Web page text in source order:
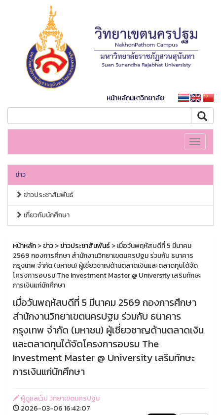
หน้าหลักมหาวิทยาลัย
Toggle
ข่าว
ข่าวประชาสัมพันธ์
เกี่ยวกับนักศึกษา
หน้าหลัก>ข่าว>ข่าวประชาสัมพันธ์> เมื่อวันพฤหัสบดีที่ 5 มีนาคม
2569 กองการศึกษา สำนักงานวิทยาเขตนครปฐม ร่วมกับ ธนาคาร
กรุงเทพ จำกัด (มหาชน) ผู้เชี่ยวชาญด้านตลาดเงินและตลาดทุนได้จัด
โครงการอบรม The Investment Master @ University เสริมทักษะ
การเงินแก่นักศึกษา
เมื่อวันพฤหัสบดีที่ 5 มีนาคม 2569 กองการศึกษา
สำนักงานวิทยาเขตนครปฐม ร่วมกับ ธนาคาร
กรุงเทพ จำกัด (มหาชน) ผู้เชี่ยวชาญด้านตลาดเงิน
และตลาดทุนได้จัดโครงการอบรม The
Investment Master @ University เสริมทักษะ
การเงินแก่นักศึกษา
ผู้ดูแลเว็บ วิทยาเขตนครปฐม
2026-03-06 16:42:07